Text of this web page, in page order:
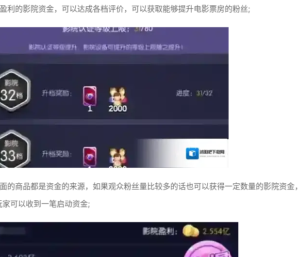
利的影院资金，可以达成各档评价，可以获取能够提升电影票房的粉丝;
的商品都是资金的来源，如果观众粉丝量比较多的话也可以获得一定数量的影院资金，
可以收到一笔启动资金;